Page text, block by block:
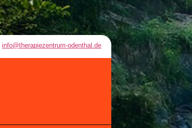
info@therapiezentrum-odenthal.de